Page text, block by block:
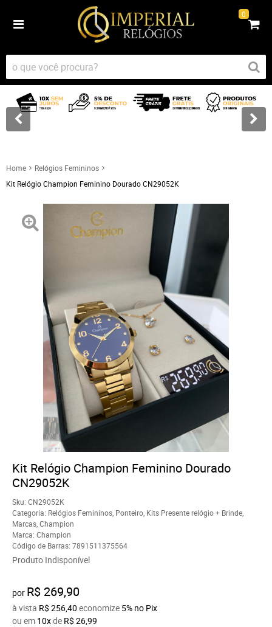
0
Home
Relógios Femininos
Kit Relógio Champion Feminino Dourado CN29052K
Kit Relógio Champion Feminino Dourado
CN29052K
Sku: CN29052K
Categoria: Relógios Femininos Ponteiro Kits Presente relógio + Brinde
Marcas Champion
Marca: Champion
Código de Barras: 7891511375564
Produto Indisponível
por R$ 269,90
à vista R$ 256,40 economize 5% no Pix
ou em 10xde R$ 26,99